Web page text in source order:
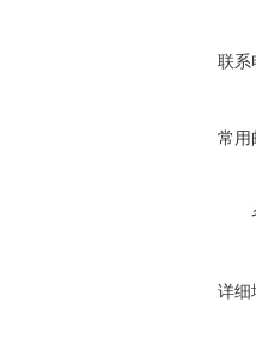
联系
常用
详细